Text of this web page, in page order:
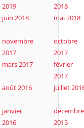
2019
2018
juin 2018 mai 2018
novembre
2017
octobre
2017
mars 2017
février
2017
août 2016 juillet
janvier
2016
décembre
2015